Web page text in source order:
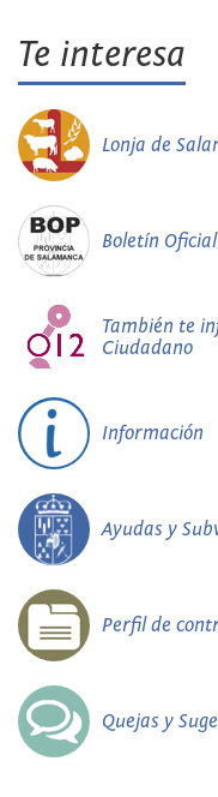
Te interesa
Lonja de
Boletín
También te
Ciudadano
Información
Ayudas y
Perfil de
Quejas y